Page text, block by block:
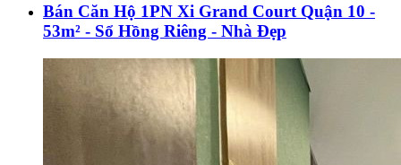
Bán Căn Hộ 1PN Xi Grand Court Quận 10 -
53m² - Sổ Hồng Riêng - Nhà Đẹp